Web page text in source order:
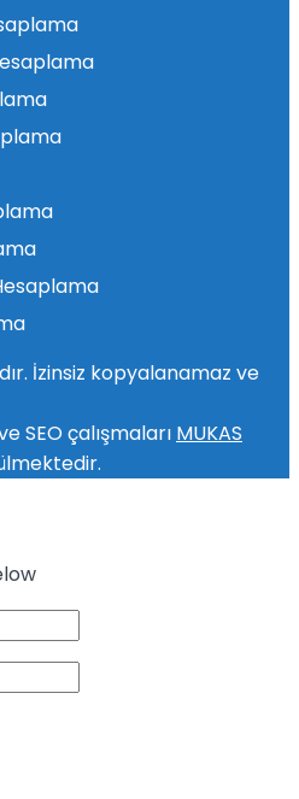
İzinsiz kopyalanamaz ve
SEO çalışmaları MUKAS